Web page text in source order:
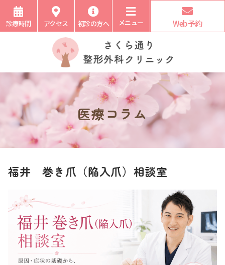
医療コラム
福井 巻き爪（陥入爪）相談室
診療時間 アクセス 初診の方へ メニュー Web予約